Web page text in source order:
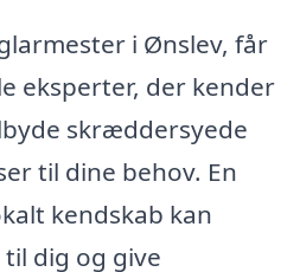
i Ønslev, får
eksperter, der kender
skræddersyede
til dine behov. En
kendskab kan
dig og give